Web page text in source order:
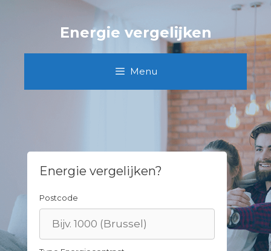
Energie vergelijken
Menu
Energie vergelijken?
Postcode